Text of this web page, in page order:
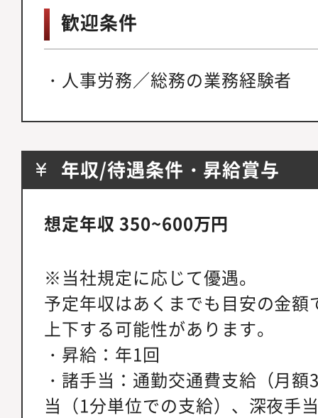
歓迎条件
・人事労務／総務の業務経験者
年収/待遇条件・昇給賞与
想定年収 350~600万円
※当社規定に応じて優遇。
予定年収はあくまでも目安の金
上下する可能性があります。
・昇給：年1回
・諸手当：通勤交通費支給（月
当（1分単位での支給）、深夜手